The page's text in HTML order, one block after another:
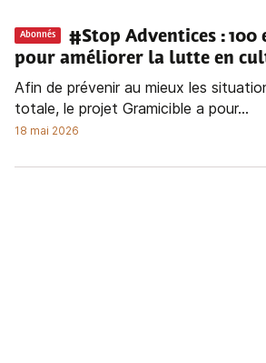
Abonnés
#Stop Adventices : 100
pour améliorer la lutte en
Afin de prévenir au mieux les
totale, le projet Gramicible a pour...
18 mai 2026